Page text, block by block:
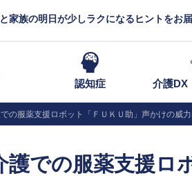
家族の明日が少しラクになるヒントをお
認知症 介護DX
の服薬支援ロボット「ＦＵＫＵ助」声かけの威
護での服薬支援ロ